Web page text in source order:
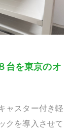
台を東京のオ
ャスター付き軽
クを導入させて